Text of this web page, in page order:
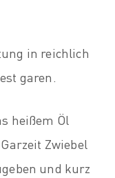
in reichlich
garen.
heißem Öl
Zwiebel
und kurz